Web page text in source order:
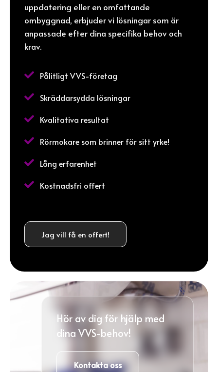
uppdatering eller en omfattande
ombyggnad, erbjuder vi lösningar som är
anpassade efter dina specifika behov och
krav.
 Pålitligt VVS-företag
 Skräddarsydda lösningar
 Kvalitativa resultat
 Rörmokare som brinner för sitt yrke!
 Lång erfarenhet
 Kostnadsfri offert
Jag vill få en offert!
Hör av dig för hjälp med
dina VVS-behov!
Kontakta oss